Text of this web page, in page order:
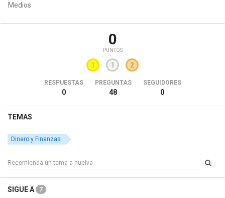
Medios
0
PUNTOS
1 1 2
RESPUESTAS
0
PREGUNTAS
48
SEGUIDORES
0
TEMAS
Dinero y Finanzas
SIGUE A 7